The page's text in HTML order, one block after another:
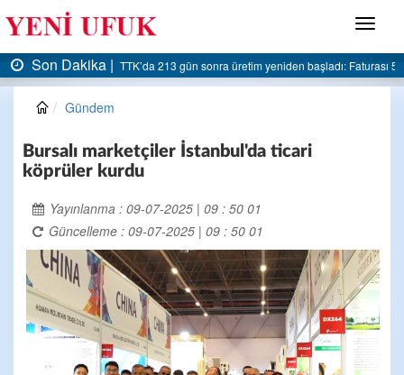
Menü
Faturası 5 milyar liraya dayandı
Son Dakika |AK Parti Ereğli İlçe Başkanlığı’ndan
Gündem
Bursalı marketçiler İstanbul'da ticari
köprüler kurdu
Yayınlanma : 09-07-2025 | 09 : 50 01
Güncelleme : 09-07-2025 | 09 : 50 01